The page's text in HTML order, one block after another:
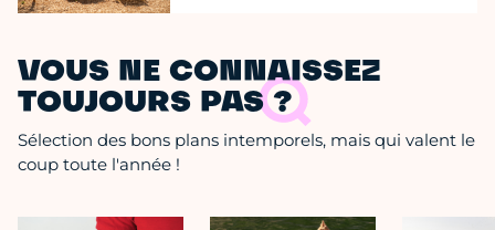
VOUS NE CONNAISSEZ
TOUJOURS PAS ?
Sélection des bons plans intemporels, mais qui valent le
coup toute l'année !